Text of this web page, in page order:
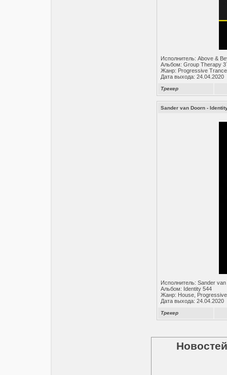
Исполнитель: Above &
Альбом: Group Therapy
Жанр: Progressive
Дата выхода: 24.04.2020
Трекер
Sander van Doorn -
Исполнитель: Sander
Альбом: Identity 544
Жанр: House,
Дата выхода: 24.04.2020
Трекер